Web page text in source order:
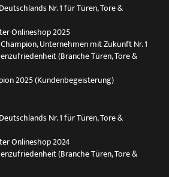
Nr. 1 für Türen, Tore &
Onlineshop 2025
Unternehmen mit Zukunft Nr. 1
(Branche Türen, Tore &
2025 (Kundenbegeisterung)
Nr. 1 für Türen, Tore &
Onlineshop 2024
(Branche Türen, Tore &